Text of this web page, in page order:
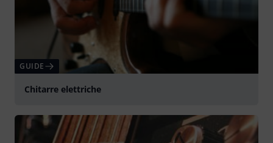
GUIDE
Chitarre elettriche